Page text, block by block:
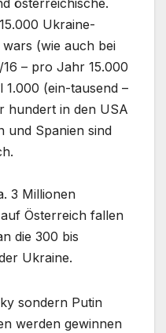
österreichische.
Ukraine-
(wie auch bei
– pro Jahr 15.000
1.000 (ein-tausend –
hundert in den USA
und Spanien sind
3 Millionen
Österreich fallen
die 300 bis
Ukraine.
sondern Putin
werden gewinnen